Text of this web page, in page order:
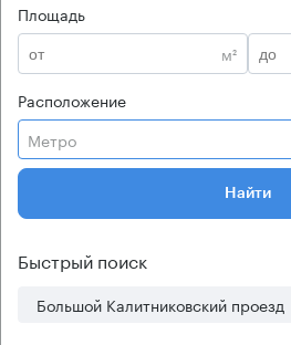
Площадь
м²
Расположение
Метро
Найти
Быстрый поиск
Большой Калитниковский проезд